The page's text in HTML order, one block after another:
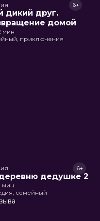
дикий друг.
домой
6+
мин
приключения
дедушке 2
6+
мин
семейный